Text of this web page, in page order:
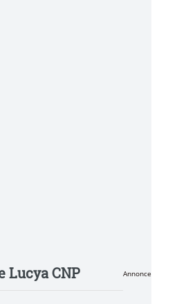
Annonce
Lucya CNP